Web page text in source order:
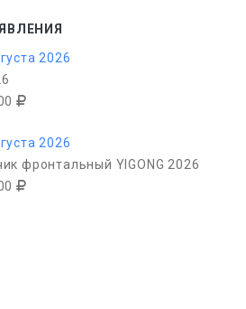
2026
2026
фронтальный YIGONG 2026